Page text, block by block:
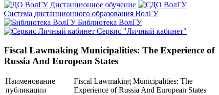
Дистанционное обучение
Система дистанционного образования ВолГУ
Библиотека ВолГУ
Сервис "Личный кабинет"
Fiscal Lawmaking Municipalities: The Experience of
Russia And European States
Наименование
публикации
Fiscal Lawmaking Municipalities: The
Experience of Russia And European States